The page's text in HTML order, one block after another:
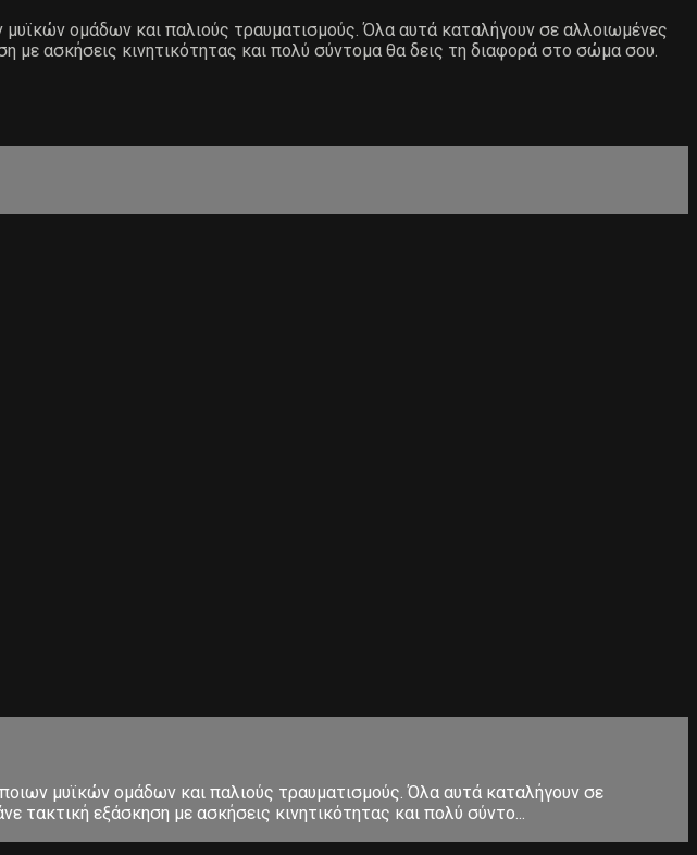
ομάδων και παλιούς τραυματισμούς. Όλα αυτά καταλήγουν σε αλλοιωμένες
με ασκήσεις κινητικότητας και πολύ σύντομα θα δεις τη διαφορά στο σώμα σου.
μυϊκών ομάδων και παλιούς τραυματισμούς. Όλα αυτά καταλήγουν σε
τακτική εξάσκηση με ασκήσεις κινητικότητας και πολύ σύντο...